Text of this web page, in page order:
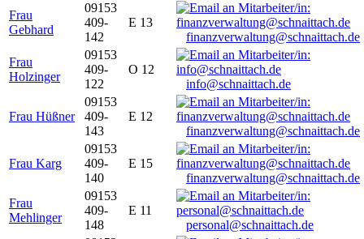
Frau
Gebhard
09153
409-
142
E 13
finanzverwaltung@schnaittach.de
Frau
Holzinger
09153
409-
122
O 12
info@schnaittach.de
Frau Hüßner
09153
409-
143
E 12
finanzverwaltung@schnaittach.de
Frau Karg
09153
409-
140
E 15
finanzverwaltung@schnaittach.de
Frau
Mehlinger
09153
409-
148
E 11
personal@schnaittach.de